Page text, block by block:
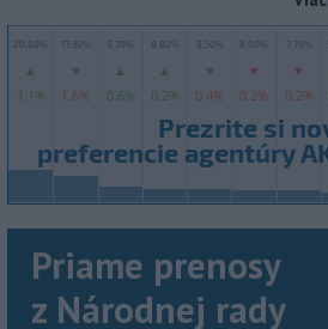
Priame prenosy
z Národnej rady